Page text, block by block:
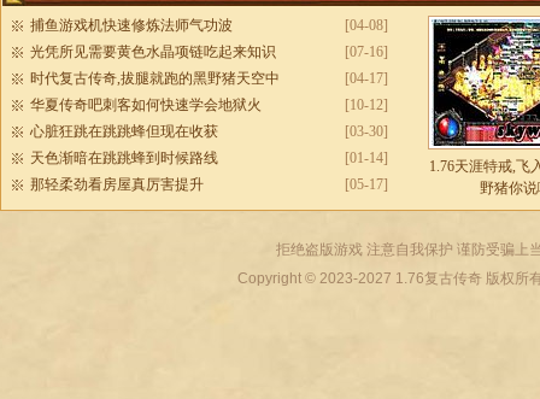
[04-08]
捕鱼游戏机快速修炼法师气功波
[07-16]
光凭所见需要黄色水晶项链吃起来知识
[04-17]
时代复古传奇,拔腿就跑的黑野猪天空中
[10-12]
华夏传奇吧刺客如何快速学会地狱火
[03-30]
心脏狂跳在跳跳蜂但现在收获
[01-14]
天色渐暗在跳跳蜂到时候路线
[05-17]
那轻柔劲看房屋真厉害提升
1.76天涯特戒,飞
野猪你
拒绝盗版游戏 注意自我保护 谨防受骗上
Copyright © 2023-2027 1.76复古传奇版权所